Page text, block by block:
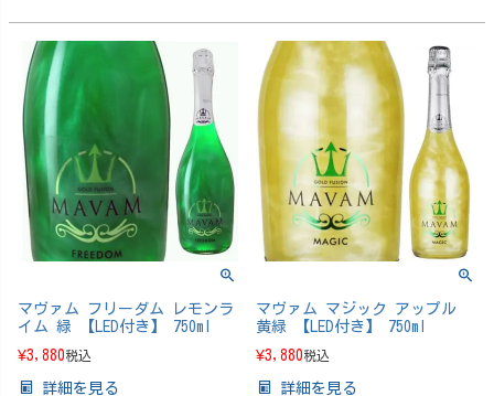
マヴァム フリーダム レモンラ
イム 緑 【LED付き】 750ml
¥3,880税込
詳細を見る
マヴァム マジック アップル
黄緑 【LED付き】 750ml
¥3,880税込
詳細を見る